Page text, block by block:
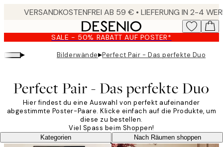
content.
SALE - 50% RABATT AUF POSTER*
▸ Bilderwände▸Perfect Pair - Das perfekte Duo
Perfect Pair - Das perfekte Duo
Hier findest du eine Auswahl von perfekt aufeinander
abgestimmte Poster-Paare. Klicke einfach auf die Produkte, um
diese zu bestellen.
Viel Spass beim Shoppen!
Kategorien Nach Räumen shoppen